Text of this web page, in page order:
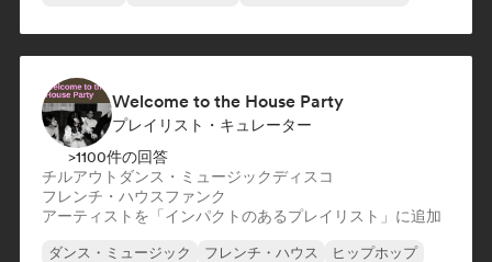
Welcome to the House Party
プレイリスト・キュレーター
>1100件の回答
チルアウト ダンス・ミュージックディスコ
フレンチ・ハウスファンク
アーティストを「インパクトのあるプレイリスト」に追加
ダンス・ミュージック フレンチ・ハウス
ヒップホップ